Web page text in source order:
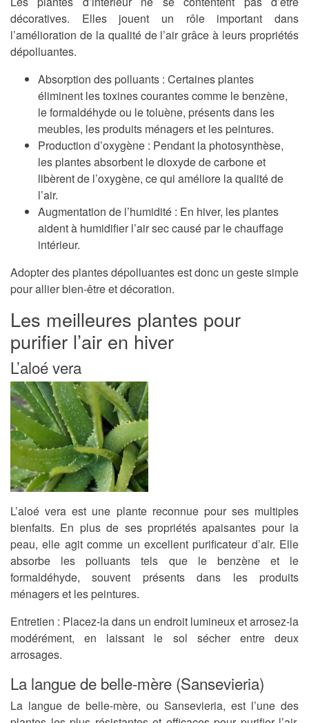
décoratives. Elles jouent un rôle important dans
l’amélioration de la qualité de l’air grâce à leurs propriétés
dépolluantes.
Absorption des polluants : Certaines plantes
éliminent les toxines courantes comme le benzène,
le formaldéhyde ou le toluène, présents dans les
meubles, les produits ménagers et les peintures.
Production d’oxygène : Pendant la photosynthèse,
les plantes absorbent le dioxyde de carbone et
libèrent de l’oxygène, ce qui améliore la qualité de
l’air.
Augmentation de l’humidité : En hiver, les plantes
aident à humidifier l’air sec causé par le chauffage
intérieur.
Adopter des plantes dépolluantes est donc un geste simple
pour allier bien-être et décoration.
Les meilleures plantes pour
purifier l’air en hiver
L’aloé vera
L’aloé vera est une plante reconnue pour ses multiples
bienfaits. En plus de ses propriétés apaisantes pour la
peau, elle agit comme un excellent purificateur d’air. Elle
absorbe les polluants tels que le benzène et le
formaldéhyde, souvent présents dans les produits
ménagers et les peintures.
Entretien : Placez-la dans un endroit lumineux et arrosez-la
modérément, en laissant le sol sécher entre deux
arrosages.
La langue de belle-mère (Sansevieria)
La langue de belle-mère, ou Sansevieria, est l’une des